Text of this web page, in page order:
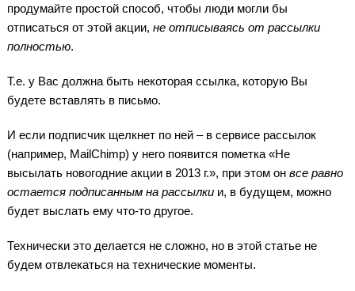
продумайте простой способ, чтобы люди могли бы
отписаться от этой акции, не отписываясь от рассылки
полностью.
Т.е. у Вас должна быть некоторая ссылка, которую Вы
будете вставлять в письмо.
И если подписчик щелкнет по ней – в сервисе рассылок
(например, MailChimp) у него появится пометка «Не
высылать новогодние акции в 2013 г.», при этом он все равно
остается подписанным на рассылкии, в будущем, можно
будет выслать ему что-то другое.
Технически это делается не сложно, но в этой статье не
будем отвлекаться на технические моменты.